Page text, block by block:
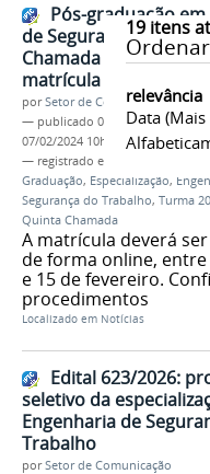
19itens
relevância
Data
Pós-graduação
de Segurança do
Chamada e
matrícula
porSetor de Comunicação
— publicado 07/02/2024 —
07/02/2024 10h33
— registrado em:
Graduação, Especialização,
Segurança do Trabalho, Turma
Quinta Chamada
A matrícula deverá
de forma online, entre
e 15 de fevereiro.
procedimentos
Localizado em Notícias
Edital 623/2026:
seletivo da
Engenharia de
Trabalho
porSetor de Comunicação